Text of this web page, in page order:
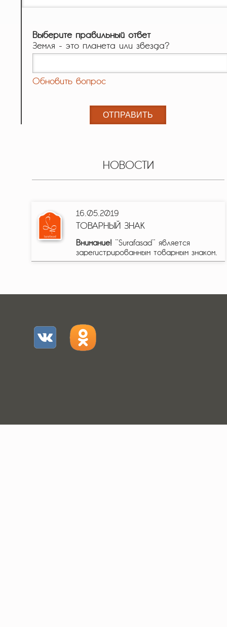
Выберите правильный ответ
Земля - это планета или звезда?
Обновить вопрос
НОВОСТИ
16.05.2019
ТОВАРНЫЙ ЗНАК
Внимание! "Surafasad" является
зарегистрированным товарным знаком.